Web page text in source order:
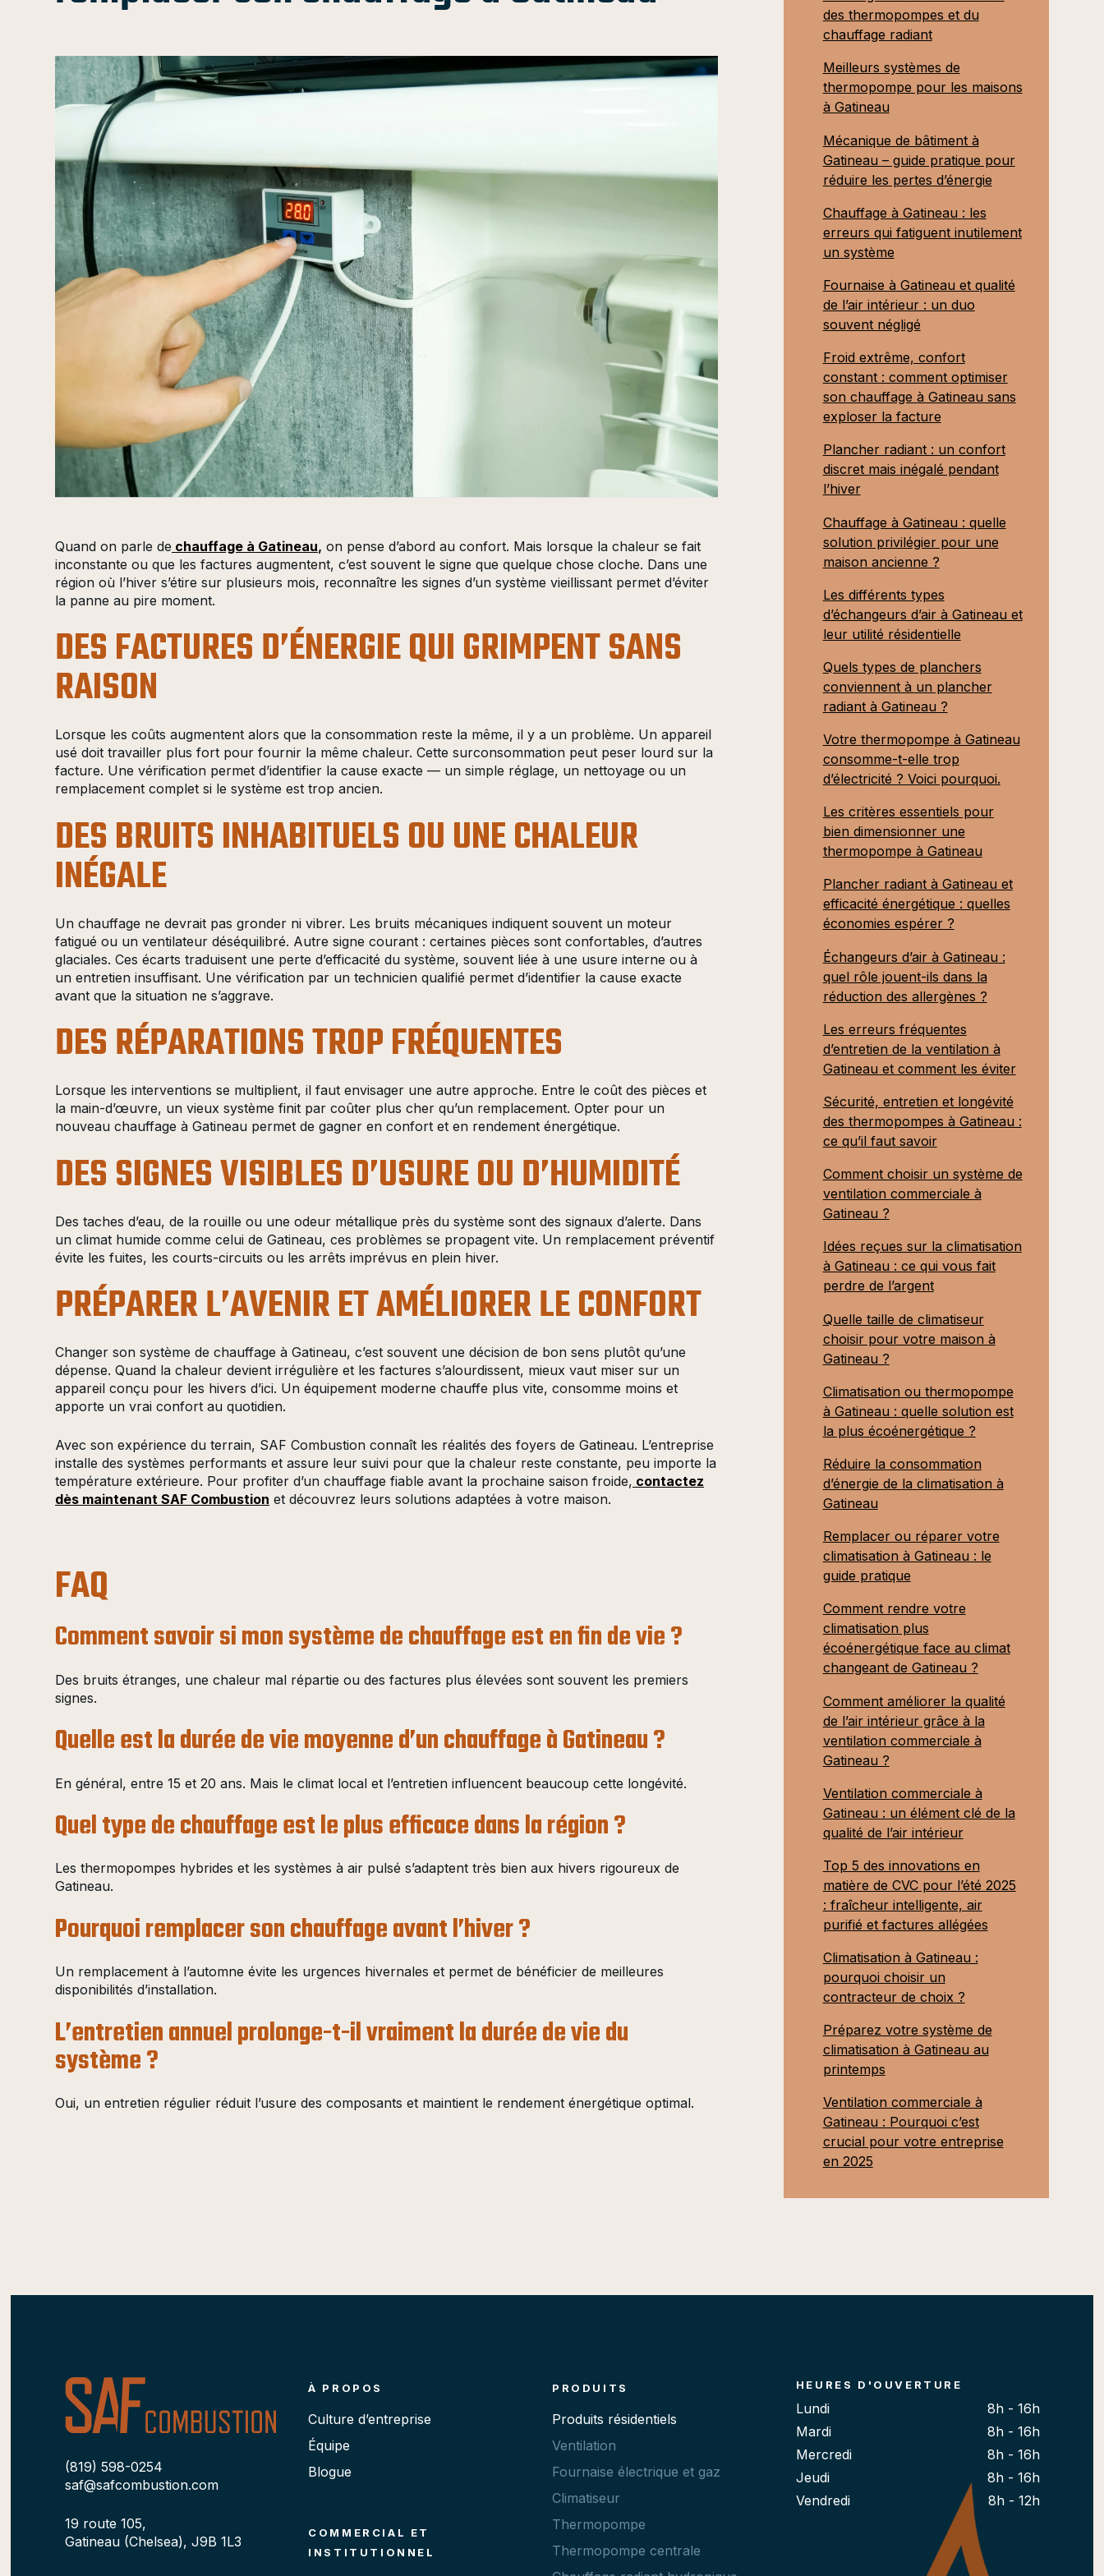
Quand on parle de chauffage à Gatineau, on pense d’abord au confort. Mais lorsque la chaleur se fait
inconstante ou que les factures augmentent, c’est souvent le signe que quelque chose cloche. Dans une
région où l’hiver s’étire sur plusieurs mois, reconnaître les signes d’un système vieillissant permet d’éviter
la panne au pire moment.
DES FACTURES D’ÉNERGIE QUI GRIMPENT SANS
RAISON
Lorsque les coûts augmentent alors que la consommation reste la même, il y a un problème. Un appareil
usé doit travailler plus fort pour fournir la même chaleur. Cette surconsommation peut peser lourd sur la
facture. Une vérification permet d’identifier la cause exacte — un simple réglage, un nettoyage ou un
remplacement complet si le système est trop ancien.
DES BRUITS INHABITUELS OU UNE CHALEUR
INÉGALE
Un chauffage ne devrait pas gronder ni vibrer. Les bruits mécaniques indiquent souvent un moteur
fatigué ou un ventilateur déséquilibré. Autre signe courant : certaines pièces sont confortables, d’autres
glaciales. Ces écarts traduisent une perte d’efficacité du système, souvent liée à une usure interne ou à
un entretien insuffisant. Une vérification par un technicien qualifié permet d’identifier la cause exacte
avant que la situation ne s’aggrave.
DES RÉPARATIONS TROP FRÉQUENTES
Lorsque les interventions se multiplient, il faut envisager une autre approche. Entre le coût des pièces et
la main-d’œuvre, un vieux système finit par coûter plus cher qu’un remplacement. Opter pour un
nouveau chauffage à Gatineau permet de gagner en confort et en rendement énergétique.
DES SIGNES VISIBLES D’USURE OU D’HUMIDITÉ
Des taches d’eau, de la rouille ou une odeur métallique près du système sont des signaux d’alerte. Dans
un climat humide comme celui de Gatineau, ces problèmes se propagent vite. Un remplacement préventif
évite les fuites, les courts-circuits ou les arrêts imprévus en plein hiver.
PRÉPARER L’AVENIR ET AMÉLIORER LE CONFORT
Changer son système de chauffage à Gatineau, c’est souvent une décision de bon sens plutôt qu’une
dépense. Quand la chaleur devient irrégulière et les factures s’alourdissent, mieux vaut miser sur un
appareil conçu pour les hivers d’ici. Un équipement moderne chauffe plus vite, consomme moins et
apporte un vrai confort au quotidien.
Avec son expérience du terrain, SAF Combustion connaît les réalités des foyers de Gatineau. L’entreprise
installe des systèmes performants et assure leur suivi pour que la chaleur reste constante, peu importe la
température extérieure. Pour profiter d’un chauffage fiable avant la prochaine saison froide, contactez
dès maintenant SAF Combustion et découvrez leurs solutions adaptées à votre maison.
FAQ
Comment savoir si mon système de chauffage est en fin de vie ?
Des bruits étranges, une chaleur mal répartie ou des factures plus élevées sont souvent les premiers
signes.
Quelle est la durée de vie moyenne d’un chauffage à Gatineau ?
En général, entre 15 et 20 ans. Mais le climat local et l’entretien influencent beaucoup cette longévité.
Quel type de chauffage est le plus efficace dans la région ?
Les thermopompes hybrides et les systèmes à air pulsé s’adaptent très bien aux hivers rigoureux de
Gatineau.
Pourquoi remplacer son chauffage avant l’hiver ?
Un remplacement à l’automne évite les urgences hivernales et permet de bénéficier de meilleures
disponibilités d’installation.
L’entretien annuel prolonge-t-il vraiment la durée de vie du
système ?
Oui, un entretien régulier réduit l’usure des composants et maintient le rendement énergétique optimal.
des thermopompes et du
chauffage radiant
Meilleurs systèmes de
thermopompe pour les maisons
à Gatineau
Mécanique de bâtiment à
Gatineau – guide pratique pour
réduire les pertes d’énergie
Chauffage à Gatineau : les
erreurs qui fatiguent inutilement
un système
Fournaise à Gatineau et qualité
de l’air intérieur : un duo
souvent négligé
Froid extrême, confort
constant : comment optimiser
son chauffage à Gatineau sans
exploser la facture
Plancher radiant : un confort
discret mais inégalé pendant
l’hiver
Chauffage à Gatineau : quelle
solution privilégier pour une
maison ancienne ?
Les différents types
d’échangeurs d’air à Gatineau et
leur utilité résidentielle
Quels types de planchers
conviennent à un plancher
radiant à Gatineau ?
Votre thermopompe à Gatineau
consomme-t-elle trop
d’électricité ? Voici pourquoi.
Les critères essentiels pour
bien dimensionner une
thermopompe à Gatineau
Plancher radiant à Gatineau et
efficacité énergétique : quelles
économies espérer ?
Échangeurs d’air à Gatineau :
quel rôle jouent-ils dans la
réduction des allergènes ?
Les erreurs fréquentes
d’entretien de la ventilation à
Gatineau et comment les éviter
Sécurité, entretien et longévité
des thermopompes à Gatineau :
ce qu’il faut savoir
Comment choisir un système de
ventilation commerciale à
Gatineau ?
Idées reçues sur la climatisation
à Gatineau : ce qui vous fait
perdre de l’argent
Quelle taille de climatiseur
choisir pour votre maison à
Gatineau ?
Climatisation ou thermopompe
à Gatineau : quelle solution est
la plus écoénergétique ?
Réduire la consommation
d’énergie de la climatisation à
Gatineau
Remplacer ou réparer votre
climatisation à Gatineau : le
guide pratique
Comment rendre votre
climatisation plus
écoénergétique face au climat
changeant de Gatineau ?
Comment améliorer la qualité
de l’air intérieur grâce à la
ventilation commerciale à
Gatineau ?
Ventilation commerciale à
Gatineau : un élément clé de la
qualité de l’air intérieur
Top 5 des innovations en
matière de CVC pour l’été 2025
: fraîcheur intelligente, air
purifié et factures allégées
Climatisation à Gatineau :
pourquoi choisir un
contracteur de choix ?
Préparez votre système de
climatisation à Gatineau au
printemps
Ventilation commerciale à
Gatineau : Pourquoi c’est
crucial pour votre entreprise
en 2025
(819) 598-0254
saf@safcombustion.com
19 route 105,
Gatineau (Chelsea), J9B 1L3
À PROPOS
Culture d’entreprise
Équipe
Blogue
COMMERCIAL ET
INSTITUTIONNEL
PRODUITS
Produits résidentiels
Ventilation
Fournaise électrique et gaz
Climatiseur
Thermopompe
Thermopompe centrale
HEURES D'OUVERTURE
Lundi
8h - 16h
Mardi
8h - 16h
Mercredi
8h - 16h
Jeudi
8h - 16h
Vendredi
8h - 12h